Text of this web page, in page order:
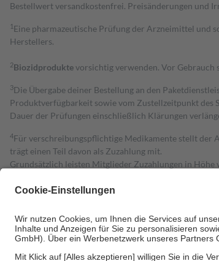
Bestell­wert versand­kosten­frei. Preisänderungen und
1 Eine pharmazeutische Prüfung der Arzneimittel und
Herstellers.
2Biozidproduktevorsichtig verwenden. Vor
3Die Übergabe deiner Bestellung an den
Produktverfügbarkeit sowie vom Zustellzeitpunkt des
Dauer der Prüfungen einschließlich Klärungen
4Für verschreibungspflichtige Medikamente stellt der
trägt einen Teil davon als Zuzahlung mit.
Grundsätzlich leisten Mitglieder Zuzahlungen in Höhe
Diese Regeln gelten grundsätzlich auch für Online-
Um das Engagement der Versicherten für ihre
• Kindern und Jugendlichen bis zum vollendeten 18.
• Untersuchungen zur Vorsorge und Früherkennung,
• empfohlenen Schutzimpfungen